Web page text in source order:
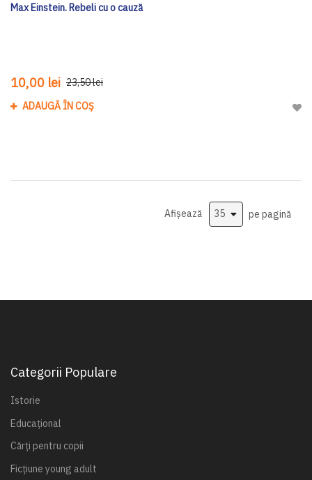
Max Einstein. Rebeli cu o cauză
10,00 lei 23,50 lei
ADAUGĂ ÎN COȘ
Afișează pe pagină
Categorii Populare
Istorie
Educațional
Cărți pentru copii
Ficțiune young adult